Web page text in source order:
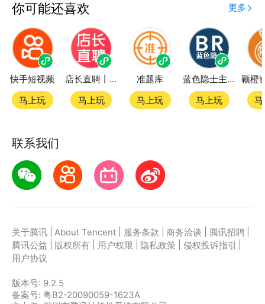
你可能还喜欢 更多
快手短视频
马上玩
店长直聘丨求职招聘找工作
马上玩
准题库
马上玩
蓝色隐士主题站
马上玩
联系我们
关于腾讯 About Tencent 服务条款 商务洽谈 腾讯招聘
腾讯公益
版权所有 用户权限 隐私政策 侵权投诉指引
用户协议
版本号: 9.2.5
备案号: 粤B2-20090059-1623A